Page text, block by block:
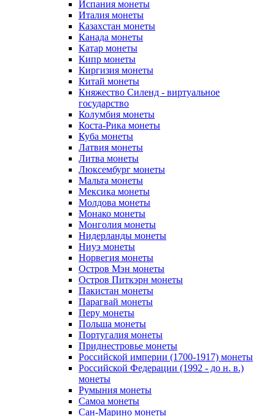
Испания монеты
Италия монеты
Казахстан монеты
Канада монеты
Катар монеты
Кипр монеты
Киргизия монеты
Китай монеты
Княжество Силенд - виртуальное
государство
Колумбия монеты
Коста-Рика монеты
Куба монеты
Латвия монеты
Литва монеты
Люксембург монеты
Мальта монеты
Мексика монеты
Молдова монеты
Монако монеты
Монголия монеты
Нидерланды монеты
Ниуэ монеты
Норвегия монеты
Остров Мэн монеты
Остров Питкэрн монеты
Пакистан монеты
Парагвай монеты
Перу монеты
Польша монеты
Португалия монеты
Приднестровье монеты
Российской империи (1700-1917) монеты
Российской Федерации (1992 - до н. в.)
монеты
Румыния монеты
Самоа монеты
Сан-Марино монеты